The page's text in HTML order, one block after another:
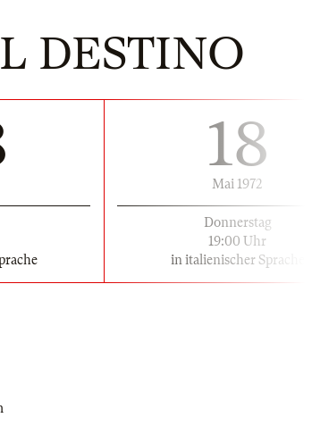
DESTINO
18
Mai 1972
Donnerstag
19:00 Uhr
in italienischer Sprache